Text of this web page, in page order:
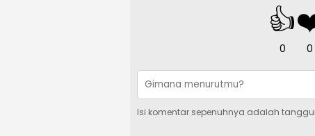
👍
0 0
Isi komentar sepenuhnya adalah